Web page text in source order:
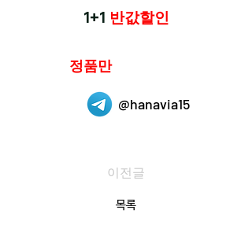
1+1 반값할인
정품만
@hanavia15
이전글
목록